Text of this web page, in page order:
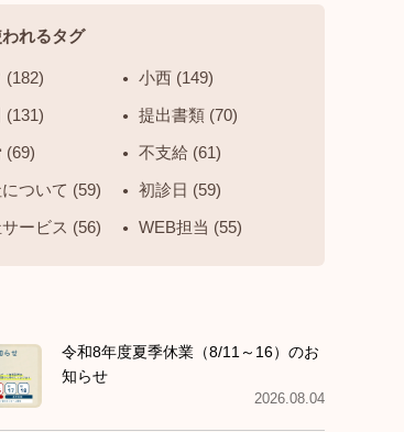
れるタグ
(182)
小西 (149)
(131)
提出書類 (70)
(69)
不支給 (61)
ついて (59)
初診日 (59)
ービス (56)
WEB担当 (55)
令和8年度夏季休業（8/11～16）のお
知らせ
2026.08.04